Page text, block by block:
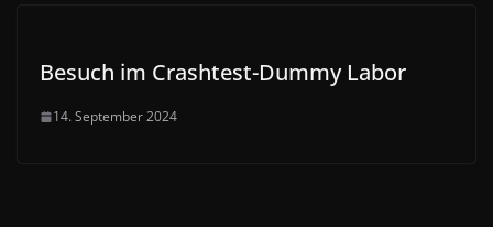
Besuch im Crashtest-Dummy Labor
14. September 2024